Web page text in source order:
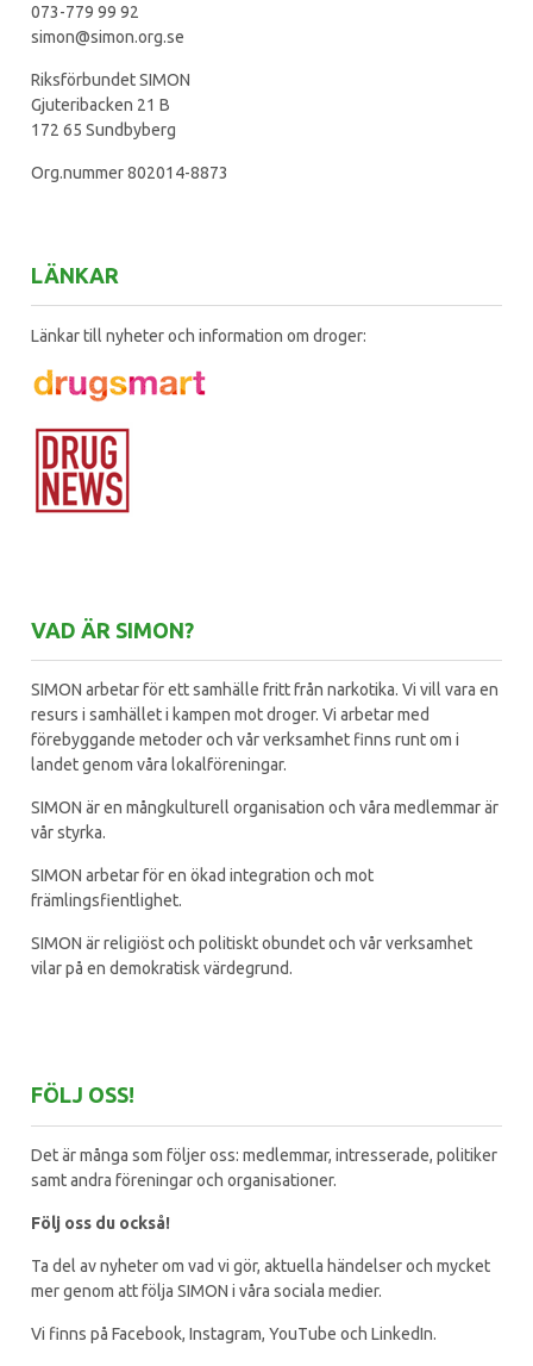
073-779 99 92
simon@simon.org.se
Riksförbundet SIMON
Gjuteribacken 21 B
172 65 Sundbyberg
Org.nummer 802014-8873
LÄNKAR
Länkar till nyheter och information om droger:
VAD ÄR SIMON?
SIMON arbetar för ett samhälle fritt från narkotika. Vi vill vara en
resurs i samhället i kampen mot droger. Vi arbetar med
förebyggande metoder och vår verksamhet finns runt om i
landet genom våra lokalföreningar.
SIMON är en mångkulturell organisation och våra medlemmar är
vår styrka.
SIMON arbetar för en ökad integration och mot
främlingsfientlighet.
SIMON är religiöst och politiskt obundet och vår verksamhet
vilar på en demokratisk värdegrund.
FÖLJ OSS!
Det är många som följer oss: medlemmar, intresserade, politiker
samt andra föreningar och organisationer.
Följ oss du också!
Ta del av nyheter om vad vi gör, aktuella händelser och mycket
mer genom att följa SIMON i våra sociala medier.
Vi finns på Facebook, Instagram, YouTube och LinkedIn.